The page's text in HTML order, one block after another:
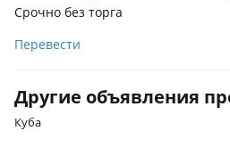
Срочно без торга
Перевести
Другие объявления
Куба